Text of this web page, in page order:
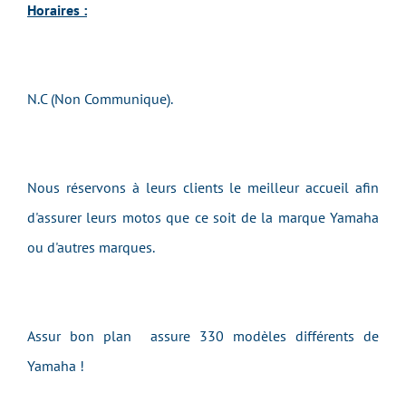
Horaires :
N.C (Non Communique).
Nous réservons à leurs clients le meilleur accueil afin
d'assurer leurs motos que ce soit de la marque Yamaha
ou d'autres marques.
Assur bon plan assure 330 modèles différents de
Yamaha !